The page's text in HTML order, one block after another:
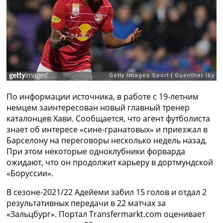
Рейтинг ФИФА
ТВ программа
RU
UA
Categories
Новости футбола
Видео
Трансферы
Новости футбола Украины
Последние комментарии
Конкурс прогнозов
Логин
Рейтинги
Правила
Коллективный прогноз
Турниры
Чемпионат Мира
По информации источника, в работе с 19-летним
немцем заинтересован новый главный тренер
каталонцев Хави. Сообщается, что агент футболиста
знает об интересе «сине-гранатовых» и приезжал в
Барселону на переговоры несколько недель назад.
При этом некоторые одноклубники форварда
ожидают, что он продолжит карьеру в дортмундской
«Боруссии».
В сезоне-2021/22 Адейеми забил 15 голов и отдал 2
результативных передачи в 22 матчах за
«Зальцбург». Портал Transfermarkt.com оценивает